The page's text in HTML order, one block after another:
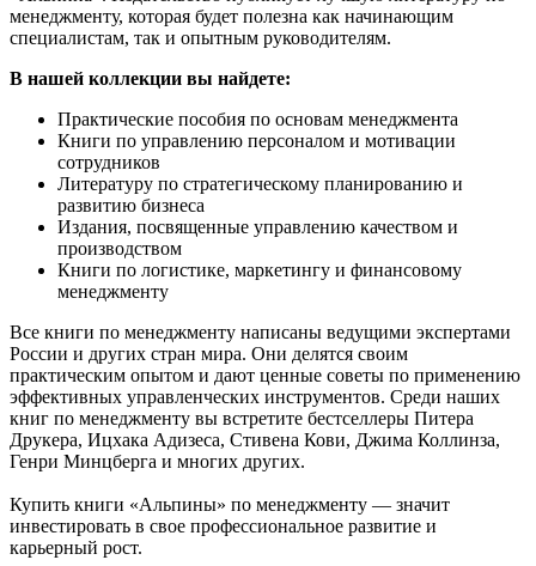
менеджменту, которая будет полезна как начинающим
специалистам, так и опытным руководителям.
В нашей коллекции вы найдете:
Практические пособия по основам менеджмента
Книги по управлению персоналом и мотивации
сотрудников
Литературу по стратегическому планированию и
развитию бизнеса
Издания, посвященные управлению качеством и
производством
Книги по логистике, маркетингу и финансовому
менеджменту
Все книги по менеджменту написаны ведущими экспертами
России и других стран мира. Они делятся своим
практическим опытом и дают ценные советы по применению
эффективных управленческих инструментов. Среди наших
книг по менеджменту вы встретите бестселлеры Питера
Друкера, Ицхака Адизеса, Стивена Кови, Джима Коллинза,
Генри Минцберга и многих других.
Купить книги «Альпины» по менеджменту — значит
инвестировать в свое профессиональное развитие и
карьерный рост.